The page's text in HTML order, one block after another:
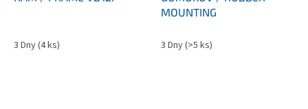
3 Dny(4 ks)
MOUNTING
3 Dny(>5 ks)